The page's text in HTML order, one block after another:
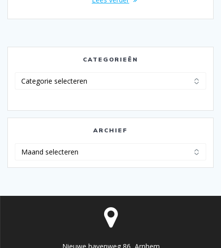
CATEGORIEËN
ARCHIEF